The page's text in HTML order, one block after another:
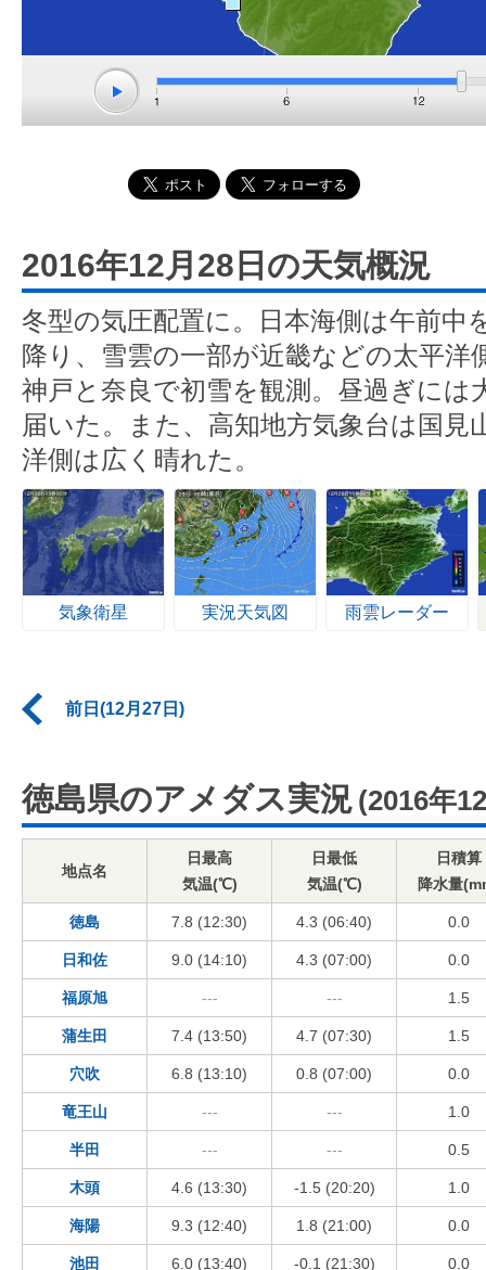
2016年12月28日の天気概況
冬型の気圧配置に。日本海側は午前中
降り、雪雲の一部が近畿などの太平洋
神戸と奈良で初雪を観測。昼過ぎには
届いた。また、高知地方気象台は国見
洋側は広く晴れた。
気象衛星 実況天気図 雨雲レーダー
前日(12月27日)
徳島県のアメダス実況 (2016年
地点名
日最高
気温(℃)
日最低
気温(℃)
日積算
降水量
徳島 7.8 (12:30) 4.3 (06:40) 0.0
日和佐 9.0 (14:10) 4.3 (07:00) 0.0
福原旭 --- --- 1.5
蒲生田 7.4 (13:50) 4.7 (07:30) 1.5
穴吹 6.8 (13:10) 0.8 (07:00) 0.0
竜王山 --- --- 1.0
半田 --- --- 0.5
木頭 4.6 (13:30) -1.5 (20:20) 1.0
海陽 9.3 (12:40) 1.8 (21:00) 0.0
池田 6.0 (13:40) -0.1 (21:30) 0.0